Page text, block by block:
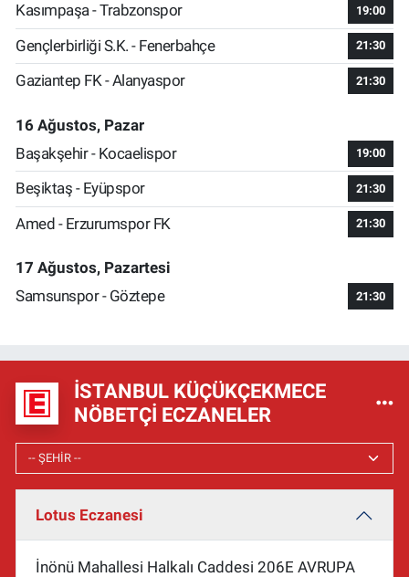
Kasımpaşa - Trabzonspor 19:00
Gençlerbirliği S.K. - Fenerbahçe 21:30
Gaziantep FK - Alanyaspor 21:30
16 Ağustos, Pazar
Başakşehir - Kocaelispor
19:00
Beşiktaş - Eyüpspor 21:30
Amed - Erzurumspor FK 21:30
17 Ağustos, Pazartesi
Samsunspor - Göztepe
21:30
İSTANBUL KÜÇÜKÇEKMECE
NÖBETÇI ECZANELER
Lotus Eczanesi
İnönü Mahallesi Halkalı Caddesi 206E AVRUPA